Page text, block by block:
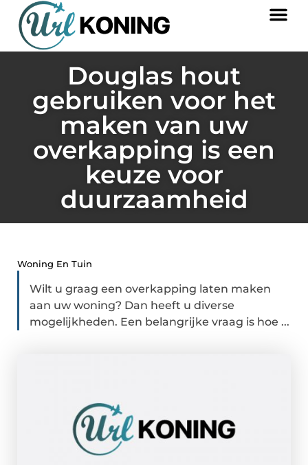
Douglas hout
gebruiken voor het
maken van uw
overkapping is een
keuze voor
duurzaamheid
Woning En Tuin
Wilt u graag een overkapping laten maken
aan uw woning? Dan heeft u diverse
mogelijkheden. Een belangrijke vraag is hoe ...